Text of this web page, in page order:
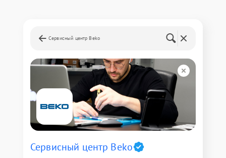
Сервисный центр Beko
Сервисный центр Beko